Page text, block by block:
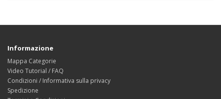
Informazione
Mappa Categorie
Video Tutorial / FAQ
Condizioni / Informativa sulla privacy
Spedizione